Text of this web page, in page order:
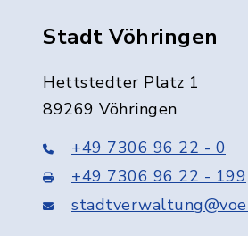
Stadt Vöhringen
Hettstedter Platz 1
89269 Vöhringen
+49 7306 96 22 - 0
+49 7306 96 22 - 199